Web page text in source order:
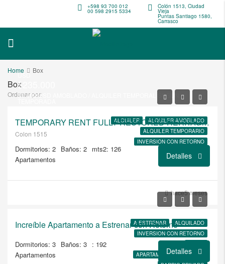
Colón 1513, Ciudad
Vieja
Puntas Santiago 1580,
Carrasco
+598 93 700 012
00 598 2915 5334
Home Box
Box
Ordenar por:
ALQUILER
ALQUILER AMOBLADO
ALQUILER TEMPORARIO
INVERSION CON RETORNO
VENTA
USD
$235.000
$1.400/USD AMOBLADO / ALQUILER TEMPORAL SEGUN
TEMPORARY RENT FULLY RESTORED HERITAGE LOFT APARTMENT 103
Colon 1515
Dormitorios: 2 Baños: 2 mts2: 126
Apartamentos
Detalles
hace5 meses
A ESTRENAR
ALQUILADO
INVERSION CON RETORNO
APARTAMENTO AMOBLADO
Increíble Apartamento a Estrenar con Retorno
Dormitorios: 3 Baños: 3 : 192
Apartamentos
Detalles